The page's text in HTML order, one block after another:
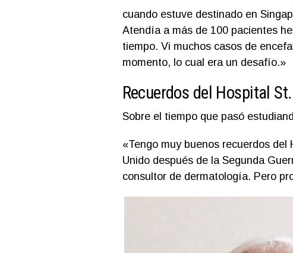
cuando estuve destinado en
Atendía a más de 100 pacientes
tiempo. Vi muchos casos de
momento, lo cual era un desafío.»
Recuerdos del Hospital
Sobre el tiempo que pasó
«Tengo muy buenos recuerdos del
Unido después de la Segunda
consultor de dermatología. Pero